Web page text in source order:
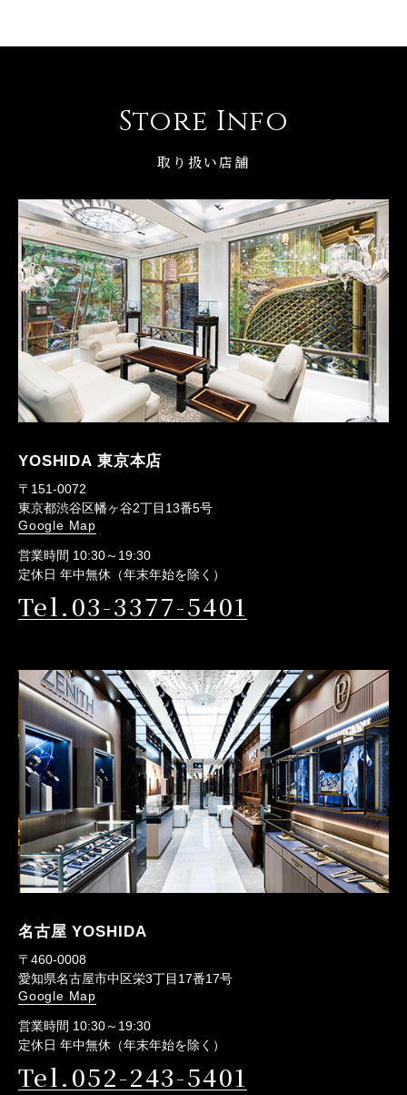
Store Info
取り扱い店舗
YOSHIDA 東京本店
〒151-0072
東京都渋谷区幡ヶ谷2丁目13番5号
Google Map
営業時間 10:30～19:30
定休日 年中無休（年末年始を除く）
Tel.03-3377-5401
名古屋 YOSHIDA
〒460-0008
愛知県名古屋市中区栄3丁目17番17号
Google Map
営業時間 10:30～19:30
定休日 年中無休（年末年始を除く）
Tel.052-243-5401